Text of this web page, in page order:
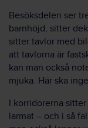
Besöksdelen ser
barnhöjd, sitter
sitter tavlor med
att tavlorna är
kan man också
mjuka. Här ska
I korridorerna
larmat – och i så